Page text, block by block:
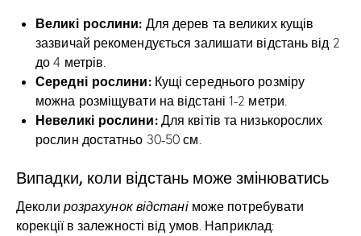
Великі рослини: Для дерев та великих кущів
зазвичай рекомендується залишати відстань від 2
до 4 метрів.
Середні рослини:Кущі середнього розміру
можна розміщувати на відстані 1-2 метри.
Невеликі рослини:Для квітів та низькорослих
рослин достатньо 30-50 см.
Випадки, коли відстань може змінюватись
Деколи розрахунок відстаніможе потребувати
корекції в залежності від умов. Наприклад: